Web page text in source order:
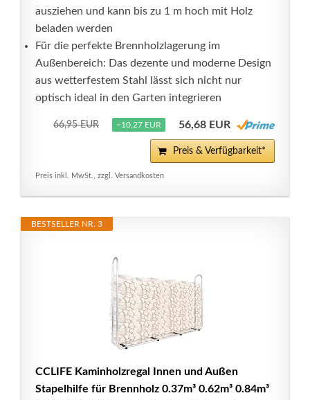
ausziehen und kann bis zu 1 m hoch mit Holz
beladen werden
Für die perfekte Brennholzlagerung im
Außenbereich: Das dezente und moderne Design
aus wetterfestem Stahl lässt sich nicht nur
optisch ideal in den Garten integrieren
66,95 EUR −10,27 EUR 56,68 EUR
Preis & Verfügbarkeit*
Preis inkl. MwSt., zzgl. Versandkosten
BESTSELLER NR. 3
CCLIFE Kaminholzregal Innen und Außen
Stapelhilfe für Brennholz 0.37m³ 0.62m³ 0.84m³